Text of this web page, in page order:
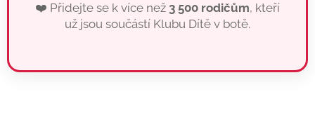
❤️ Přidejte se k více než 3 500 rodičům, kteří
už jsou součástí Klubu Dítě v botě.